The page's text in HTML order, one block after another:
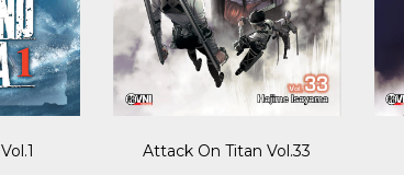
Attack On Titan Vol.33